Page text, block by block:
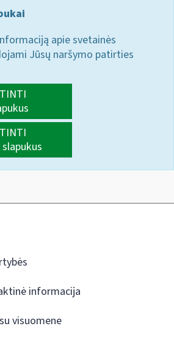
apie svetainės
Jūsų naršymo patirties
informacija
visuomene